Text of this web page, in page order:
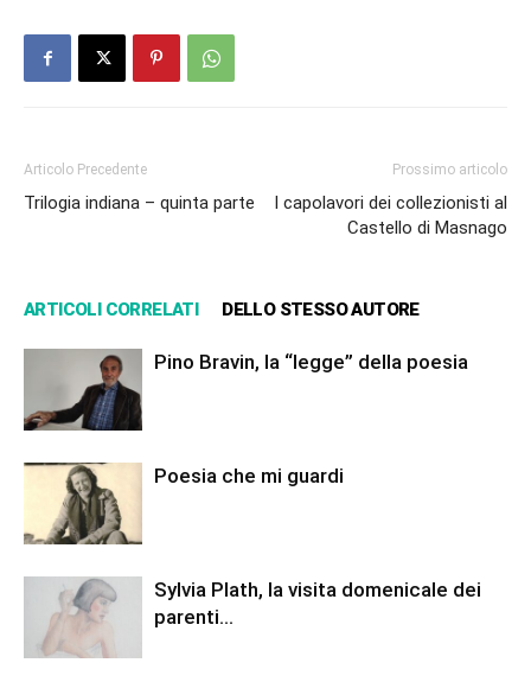
Articolo Precedente
Trilogia indiana – quinta parte
Prossimo articolo
I capolavori dei collezionisti al
Castello di Masnago
ARTICOLI CORRELATI DELLO STESSO AUTORE
Pino Bravin, la “legge” della poesia
Poesia che mi guardi
Sylvia Plath, la visita domenicale dei
parenti…